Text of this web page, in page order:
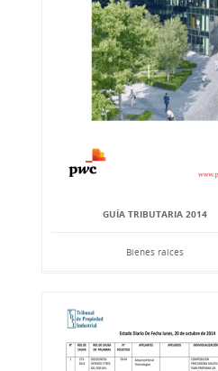
GUÍA TRIBUTARIA 2014
Bienes raíces